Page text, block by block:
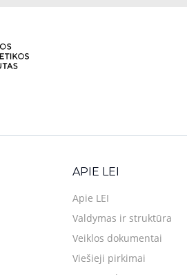
APIE LEI
Apie LEI
Valdymas ir struktūra
Veiklos dokumentai
Viešieji pirkimai